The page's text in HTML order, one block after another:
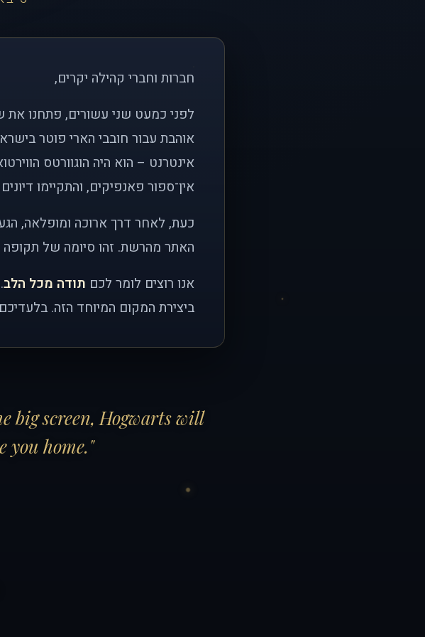
חברות וחברי קהילה יקרים,
אוהבת עבור חובבי הארי פוטר
אינטרנט – הוא היה הוגוורטס
אין־ספור פאנפיקים, והתקיימו
כעת, לאחר דרך ארוכה ומופלאה,
האתר מהרשת. זהו סיומה של תקופה
אנו רוצים לומר לכם תודה מכל הלב
ביצירת המקום המיוחד הזה.
big screen, Hogwarts will
you home."